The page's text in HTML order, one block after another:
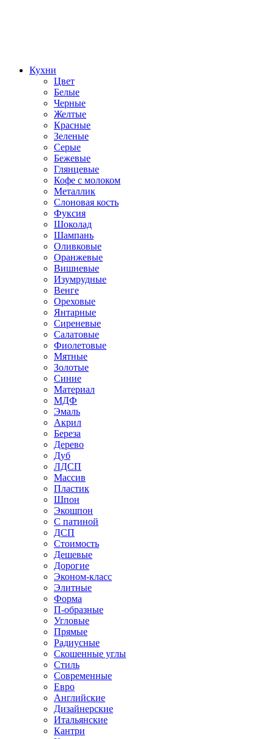
Кухни
Цвет
Белые
Черные
Желтые
Красные
Зеленые
Серые
Бежевые
Глянцевые
Кофе с молоком
Металлик
Слоновая кость
Фуксия
Шоколад
Шампань
Оливковые
Оранжевые
Вишневые
Изумрудные
Венге
Ореховые
Янтарные
Сиреневые
Салатовые
Фиолетовые
Мятные
Золотые
Синие
Материал
МДФ
Эмаль
Акрил
Береза
Дерево
Дуб
ЛДСП
Массив
Пластик
Шпон
Экошпон
С патиной
ДСП
Стоимость
Дешевые
Дорогие
Эконом-класс
Элитные
Форма
П-образные
Угловые
Прямые
Радиусные
Скошенные углы
Стиль
Современные
Евро
Английские
Дизайнерские
Итальянские
Кантри